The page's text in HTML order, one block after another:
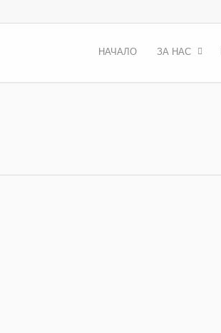
НАЧАЛО ЗА НАС